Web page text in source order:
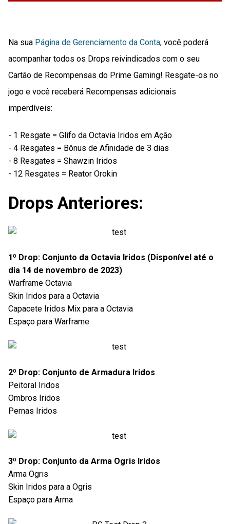
Na sua Página de Gerenciamento da Conta, você poderá
acompanhar todos os Drops reivindicados com o seu
Cartão de Recompensas do Prime Gaming! Resgate-os no
jogo e você receberá Recompensas adicionais
imperdíveis:
- 1 Resgate = Glifo da Octavia Iridos em Ação
- 4 Resgates = Bônus de Afinidade de 3 dias
- 8 Resgates = Shawzin Iridos
- 12 Resgates = Reator Orokin
Drops Anteriores:
1º Drop: Conjunto da Octavia Iridos (Disponível até o
dia 14 de novembro de 2023)
Warframe Octavia
Skin Iridos para a Octavia
Capacete Iridos Mix para a Octavia
Espaço para Warframe
2º Drop: Conjunto de Armadura Iridos
Peitoral Iridos
Ombros Iridos
Pernas Iridos
3º Drop: Conjunto da Arma Ogris Iridos
Arma Ogris
Skin Iridos para a Ogris
Espaço para Arma